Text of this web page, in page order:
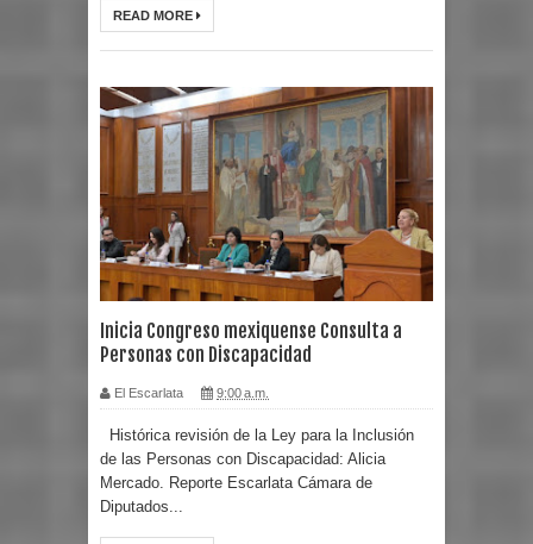
READ MORE
Inicia Congreso mexiquense Consulta a
Personas con Discapacidad
El Escarlata 9:00 a.m.
Histórica revisión de la Ley para la Inclusión
de las Personas con Discapacidad: Alicia
Mercado. Reporte Escarlata Cámara de
Diputados...